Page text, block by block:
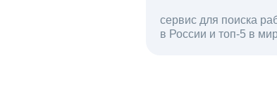
сервис для поиска
в России и топ-5 в
откликов